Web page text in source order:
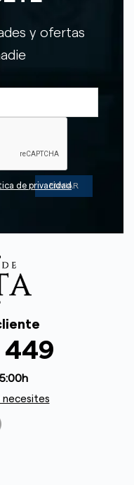
y ofertas
de privacidad
449
necesites